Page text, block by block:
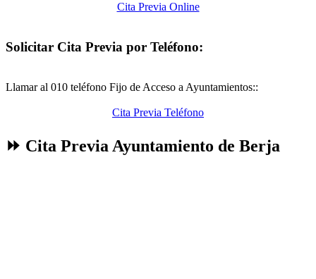
Cita Previa Online
Solicitar Cita Previa por Teléfono:
Llamar al 010 teléfono Fijo de Acceso a Ayuntamientos::
Cita Previa Teléfono
⏩ Cita Previa Ayuntamiento de Berja